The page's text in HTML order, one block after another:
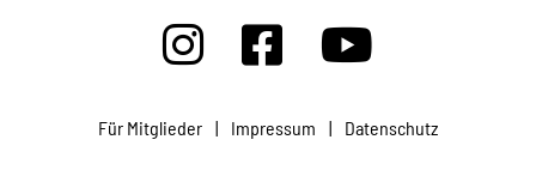
Projekte
Für Mitglieder | Impressum | Datenschutz